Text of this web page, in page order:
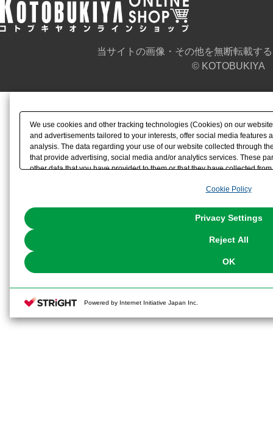
当サイトの画像・その他を無断転載す
© KOTOBUKIYA
We use cookies and other tracking technologies (Cookies) on our
and advertisements tailored to your interests, offer social media features
analysis. The data regarding your use of our website collected through
that provide advertising, social media and/or analytics services. These
other data that you have provided to them or that they have collected
the use of all Cookies except for Strictly Necessary Cookies, please
Cookie Policy
Privacy Settings
Reject All
OK
Powered by Internet Initiative Japan Inc.